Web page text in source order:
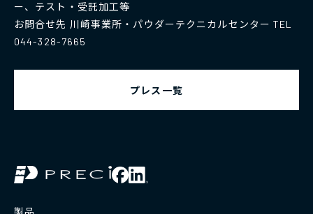
ー、テスト・受託加工等
お問合せ先 川崎事業所・パウダーテクニカルセンター TEL
044-328-7665
プレス一覧
製品